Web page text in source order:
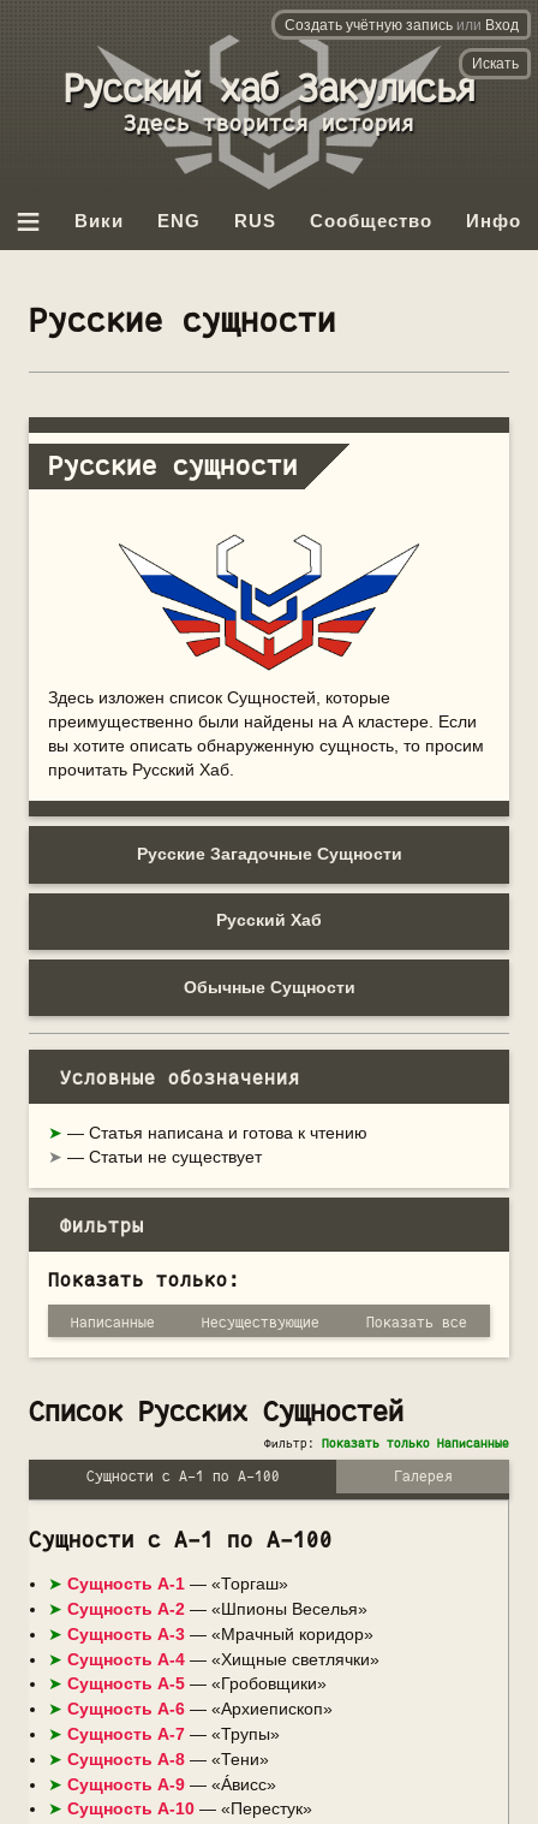
База данных
Backrooms
Вы бывали здесь раньше.
≡ Вики ENG RUS Сообщество Инфо
Создать учётную запись или Вход
Русские сущности
Русские сущности
Здесь изложен список Сущностей, которые
преимущественно были найдены на А кластере. Если
вы хотите описать обнаруженную сущность, то просим
прочитать Русский Хаб.
Русские Загадочные Сущности
Русский Хаб
Обычные Сущности
Условные обозначения
➤ — Статья написана и готова к чтению
➤ — Статьи не существует
Фильтры
Показать только:
Написанные Несуществующие Показать все
Список Русских Сущностей
Фильтр:
Сущности с A-1 по А-100 Галерея
Сущности с A-1 по А-100
Сущность А-1 — «Торгаш»
Сущность А-2 — «Шпионы Веселья»
Сущность А-3 — «Мрачный коридор»
Сущность А-4 — «Хищные светлячки»
Сущность А-5 — «Гробовщики»
Сущность А-6 — «Архиепископ»
Сущность А-7 — «Трупы»
Сущность А-8 — «Тени»
Сущность А-9 — «Áвисс»
Сущность А-10 — «Перестук»